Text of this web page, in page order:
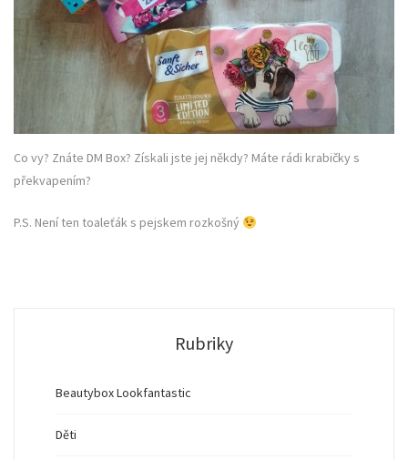
Co vy? Znáte DM Box? Získali jste jej někdy? Máte rádi krabičky s
překvapením?
P.S. Není ten toaleťák s pejskem rozkošný
Rubriky
Beautybox Lookfantastic
Děti